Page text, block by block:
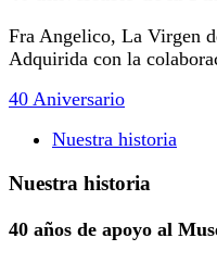
Fra Angelico, La Virgen
Adquirida con la
40 Aniversario
Nuestra historia
Nuestra historia
40 años de apoyo al